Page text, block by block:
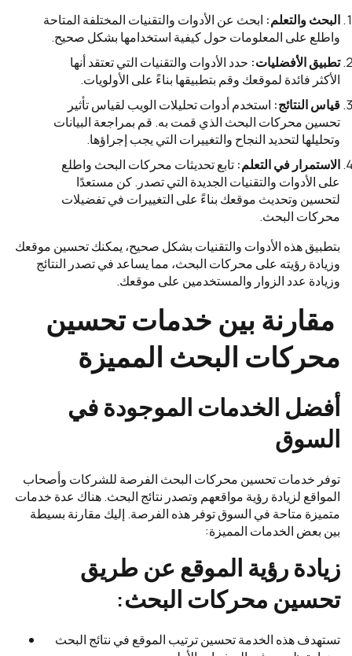
البحث والتعلم: ابحث عن الأدوات والتقنيات المختلفة المتاحة
واطلع على المعلومات حول كيفية استخدامها بشكل صحيح.
تطبيق الأفضليات: حدد الأدوات والتقنيات التي تعتقد أنها
الأكثر فائدة لموقعك وقم بتطبيقها بناءً على الأولويات.
قياس النتائج: استخدم أدوات تحليلات الويب لقياس تأثير
تحسين محركات البحث الذي قمت به. قم بمراجعة البيانات
وتحليلها لتحديد النجاح والتغييرات التي يجب إجراؤها.
الاستمرار في التعلم: تابع تحديثات محركات البحث واطلع
على الأدوات والتقنيات الجديدة التي تصدر. كن مستعدًا
لتحسين وتحديث موقعك بناءً على التغييرات في تفضيلات
محركات البحث.
بتطبيق هذه الأدوات والتقنيات بشكل صحيح، يمكنك تحسين موقعك
وزيادة رؤيته على محركات البحث، مما يساعد في تصدر النتائج
وزيادة عدد الزوار والمستخدمين على موقعك.
مقارنة بين خدمات تحسين
محركات البحث المميزة
أفضل الخدمات الموجودة في
السوق
توفر خدمات تحسين محركات البحث الفرصة للشركات وأصحاب
المواقع لزيادة رؤية مواقعهم وتصدر نتائج البحث. هناك عدة خدمات
متميزة متاحة في السوق توفر هذه الفرصة. إليك مقارنة بسيطة
بين بعض الخدمات المميزة:
زيادة رؤية الموقع عن طريق
تحسين محركات البحث:
تستهدف هذه الخدمة تحسين ترتيب الموقع في نتائج البحث